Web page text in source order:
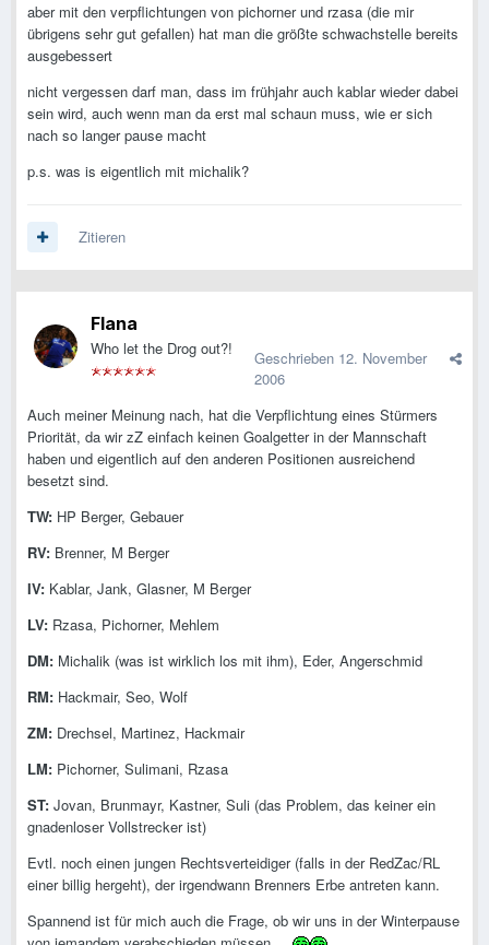
aber mit den verpflichtungen von pichorner und rzasa (die mir
übrigens sehr gut gefallen) hat man die größte schwachstelle bereits
ausgebessert
nicht vergessen darf man, dass im frühjahr auch kablar wieder dabei
sein wird, auch wenn man da erst mal schaun muss, wie er sich
nach so langer pause macht
p.s. was is eigentlich mit michalik?
Zitieren
Flana
Who let the Drog out?! Geschrieben 12. November
2006
Auch meiner Meinung nach, hat die Verpflichtung eines Stürmers
Priorität, da wir zZ einfach keinen Goalgetter in der Mannschaft
haben und eigentlich auf den anderen Positionen ausreichend
besetzt sind.
TW: HP Berger, Gebauer
RV: Brenner, M Berger
IV: Kablar, Jank, Glasner, M Berger
LV: Rzasa, Pichorner, Mehlem
DM: Michalik (was ist wirklich los mit ihm), Eder, Angerschmid
RM: Hackmair, Seo, Wolf
ZM: Drechsel, Martinez, Hackmair
LM: Pichorner, Sulimani, Rzasa
ST: Jovan, Brunmayr, Kastner, Suli (das Problem, das keiner ein
gnadenloser Vollstrecker ist)
Evtl. noch einen jungen Rechtsverteidiger (falls in der RedZac/RL
einer billig hergeht), der irgendwann Brenners Erbe antreten kann.
Spannend ist für mich auch die Frage, ob wir uns in der Winterpause